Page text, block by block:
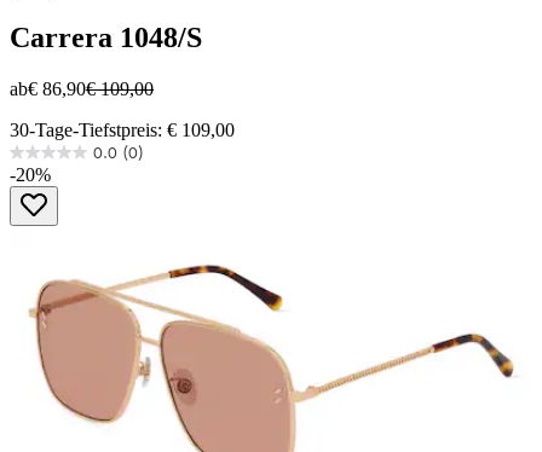
Carrera 1048/S
ab€ 86,90€ 109,00
30-Tage-Tiefstpreis: € 109,00
0.0 (0)
0.0
von
Sternen.
-20%